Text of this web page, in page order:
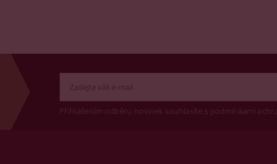
Přihlášením odběru novinek souhlasíte s podmínkami